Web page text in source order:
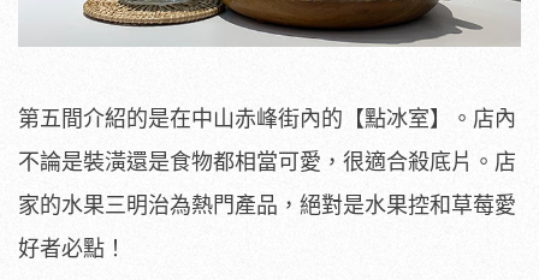
第五間介紹的是在中山赤峰街內的【點冰室】。店內
不論是裝潢還是食物都相當可愛，很適合殺底片。店
家的水果三明治為熱門產品，絕對是水果控和草莓愛
好者必點！